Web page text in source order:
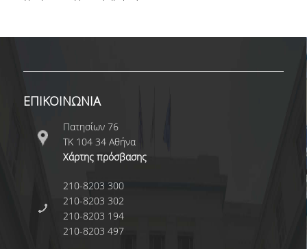
Ε.ΔΙ.Π
ΥΠΟΨΗΦΙΟΙ ΔΙΔΑΚΤΟΡΕΣ
ΥΠΟΨΗΦΙΟΙ ΜΕΤΑΔΙΔΑΚΤΟΡΕΣ
ΜΗΤΡΩΑ ΤΜΗΜΑΤΟΣ
ΣΠΟΥΔΕΣ
ΕΠΙΚΟΙΝΩΝΙΑ
Πατησίων 76
ΤΚ 104 34 Αθήνα
Χάρτης πρόσβασης
210-8203 300
210-8203 302
210-8203 194
210-8203 497